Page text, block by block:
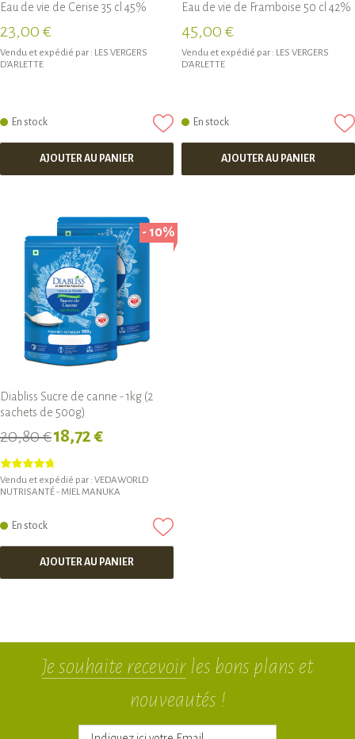
Eau de vie de Cerise 35 cl 45%
23,00 €
Vendu et expédié par : LES VERGERS
D'ARLETTE
En stock
AJOUTER AU PANIER
Eau de vie de Framboise 50 cl 42%
45,00 €
Vendu et expédié par : LES VERGERS
D'ARLETTE
En stock
AJOUTER AU PANIER
- 10%
Diabliss Sucre de canne - 1kg (2
sachets de 500g)
20,80 €18,72 €
Vendu et expédié par : VEDAWORLD
NUTRISANTÉ - MIEL MANUKA
En stock
AJOUTER AU PANIER
Je souhaite recevoirles bons plans et
nouveautés !